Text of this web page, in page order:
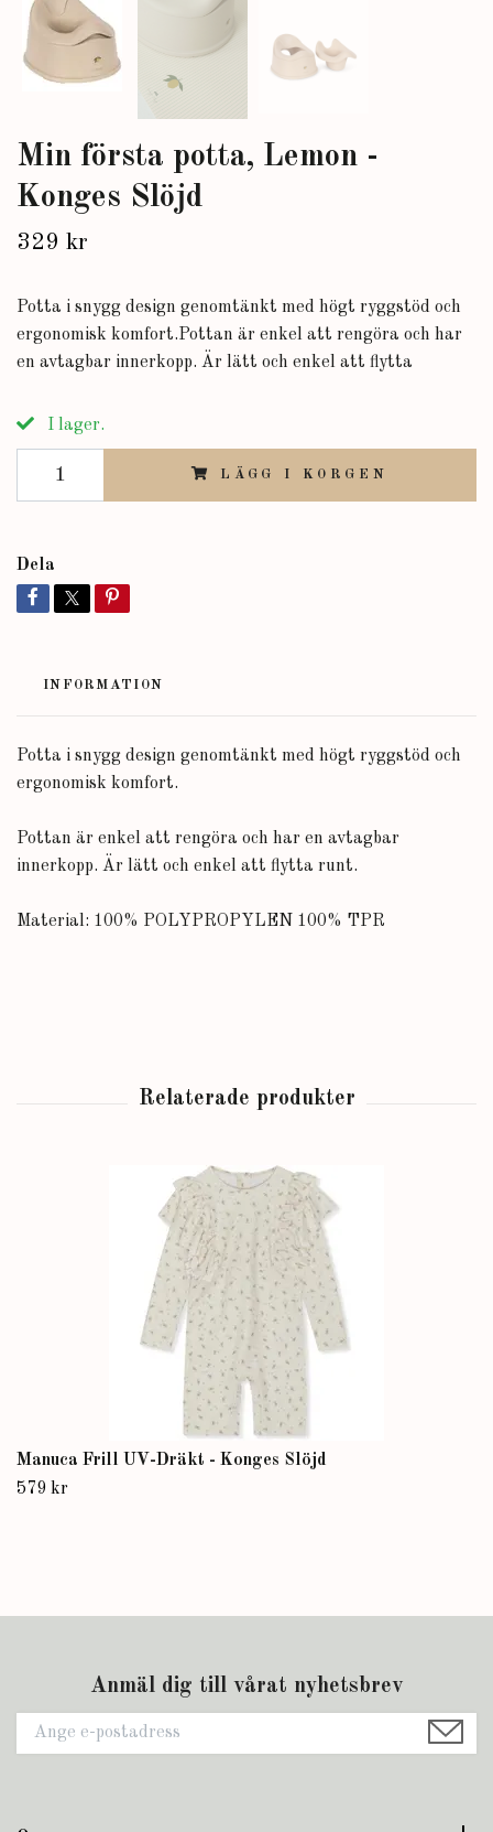
Min första potta, Lemon -
Konges Slöjd
329 kr
Potta i snygg design genomtänkt med högt ryggstöd och
ergonomisk komfort.Pottan är enkel att rengöra och har
en avtagbar innerkopp. Är lätt och enkel att flytta
I lager.
LÄGG I KORGEN
Dela
INFORMATION
Potta i snygg design genomtänkt med högt ryggstöd och
ergonomisk komfort.
Pottan är enkel att rengöra och har en avtagbar
innerkopp. Är lätt och enkel att flytta runt.
Material: 100% POLYPROPYLEN 100% TPR
Manuca Frill UV-Dräkt - Konges Slöjd
579 kr
Anmäl dig till vårat nyhetsbrev